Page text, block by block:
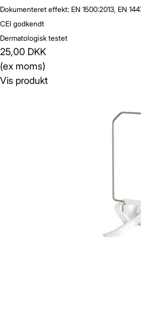
Dokumenteret effekt: EN 1500:2013, EN
CEI godkendt
Dermatologisk testet
25,00 DKK
(ex moms)
Vis produkt